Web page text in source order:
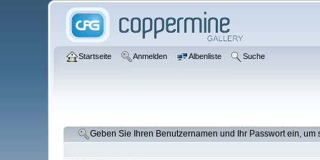
Startseite Anmelden Albenliste Suche
Geben Sie Ihren Benutzernamen und Ihr Passwort ein, um